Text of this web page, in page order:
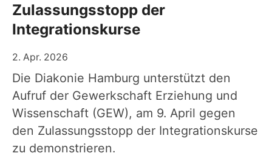
Zulassungsstopp der
Integrationskurse
2. Apr. 2026
Die Diakonie Hamburg unterstützt den
Aufruf der Gewerkschaft Erziehung und
Wissenschaft (GEW), am 9. April gegen
den Zulassungsstopp der Integrationskurse
zu demonstrieren.